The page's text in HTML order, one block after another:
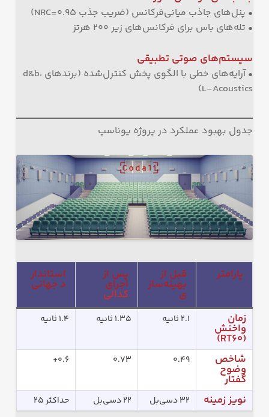
• پنل‌های جاذب میانی‌فرکانس (ضریب جذب NRC=0.95)
• تله‌های باس برای فرکانس‌های زیر ۲۰۰ هرتز
سیستم‌های صوتی تطبیقی
• آرایه‌های خطی با الگوی پخش کنترل‌شده (برندهای d&b،
L-Acoustics)
جدول بهبود عملکرد در پروژه یوناسپ
پارامتر قبل از
بهینه‌ساز
ی
پس از
اجرای
کدالی
استاندار
د جهانی
زمان
واخنش
(RT60)
۲.۱ ثانیه ۱.۳۵ ثانیه ۱.۴ ثانیه
شاخص
وضوح
گفتار
۰.۴۹ ۰.۷۳ ۰.۶+
نویز زمینه ۳۲ دسی‌بل ۲۲ دسی‌بل حداکثر ۲۵